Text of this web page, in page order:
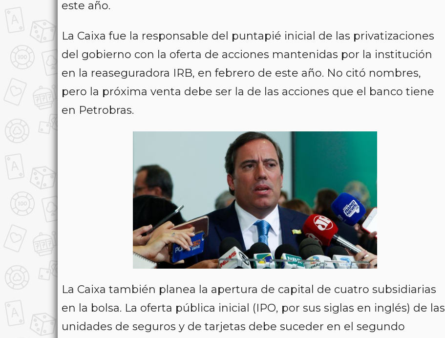
este año.
La Caixa fue la responsable del puntapié inicial de las privatizaciones
del gobierno con la oferta de acciones mantenidas por la institución
en la reaseguradora IRB, en febrero de este año. No citó nombres,
pero la próxima venta debe ser la de las acciones que el banco tiene
en Petrobras.
La Caixa también planea la apertura de capital de cuatro subsidiarias
en la bolsa. La oferta pública inicial (IPO, por sus siglas en inglés) de las
unidades de seguros y de tarjetas debe suceder en el segundo